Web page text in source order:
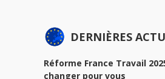
DERNIÈRES
Réforme France Travail
changer pour vous